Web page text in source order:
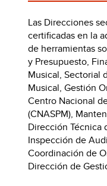
Las Direcciones
certificadas en la
de herramientas
y Presupuesto,
Musical, Sectorial
Musical, Gestión
Centro Nacional
(CNASPM),
Dirección Técnica
Inspección de
Coordinación de
Dirección de